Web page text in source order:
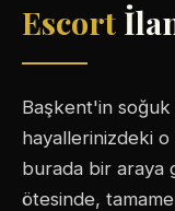
Escort
Başkent'in soğuk
hayallerinizdeki
burada bir araya
ötesinde,